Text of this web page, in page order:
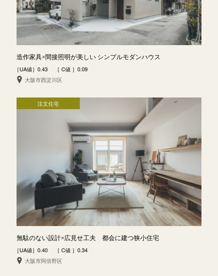
造作家具×間接照明が美しい シンプルモダンハウス
［UA値］0.43 ［ C値 ］0.09
大阪市西淀川区
注文住宅
無駄のない設計×広見せ工夫 都会に建つ狭小住宅
［UA値］0.40 ［ C値 ］0.34
大阪市阿倍野区